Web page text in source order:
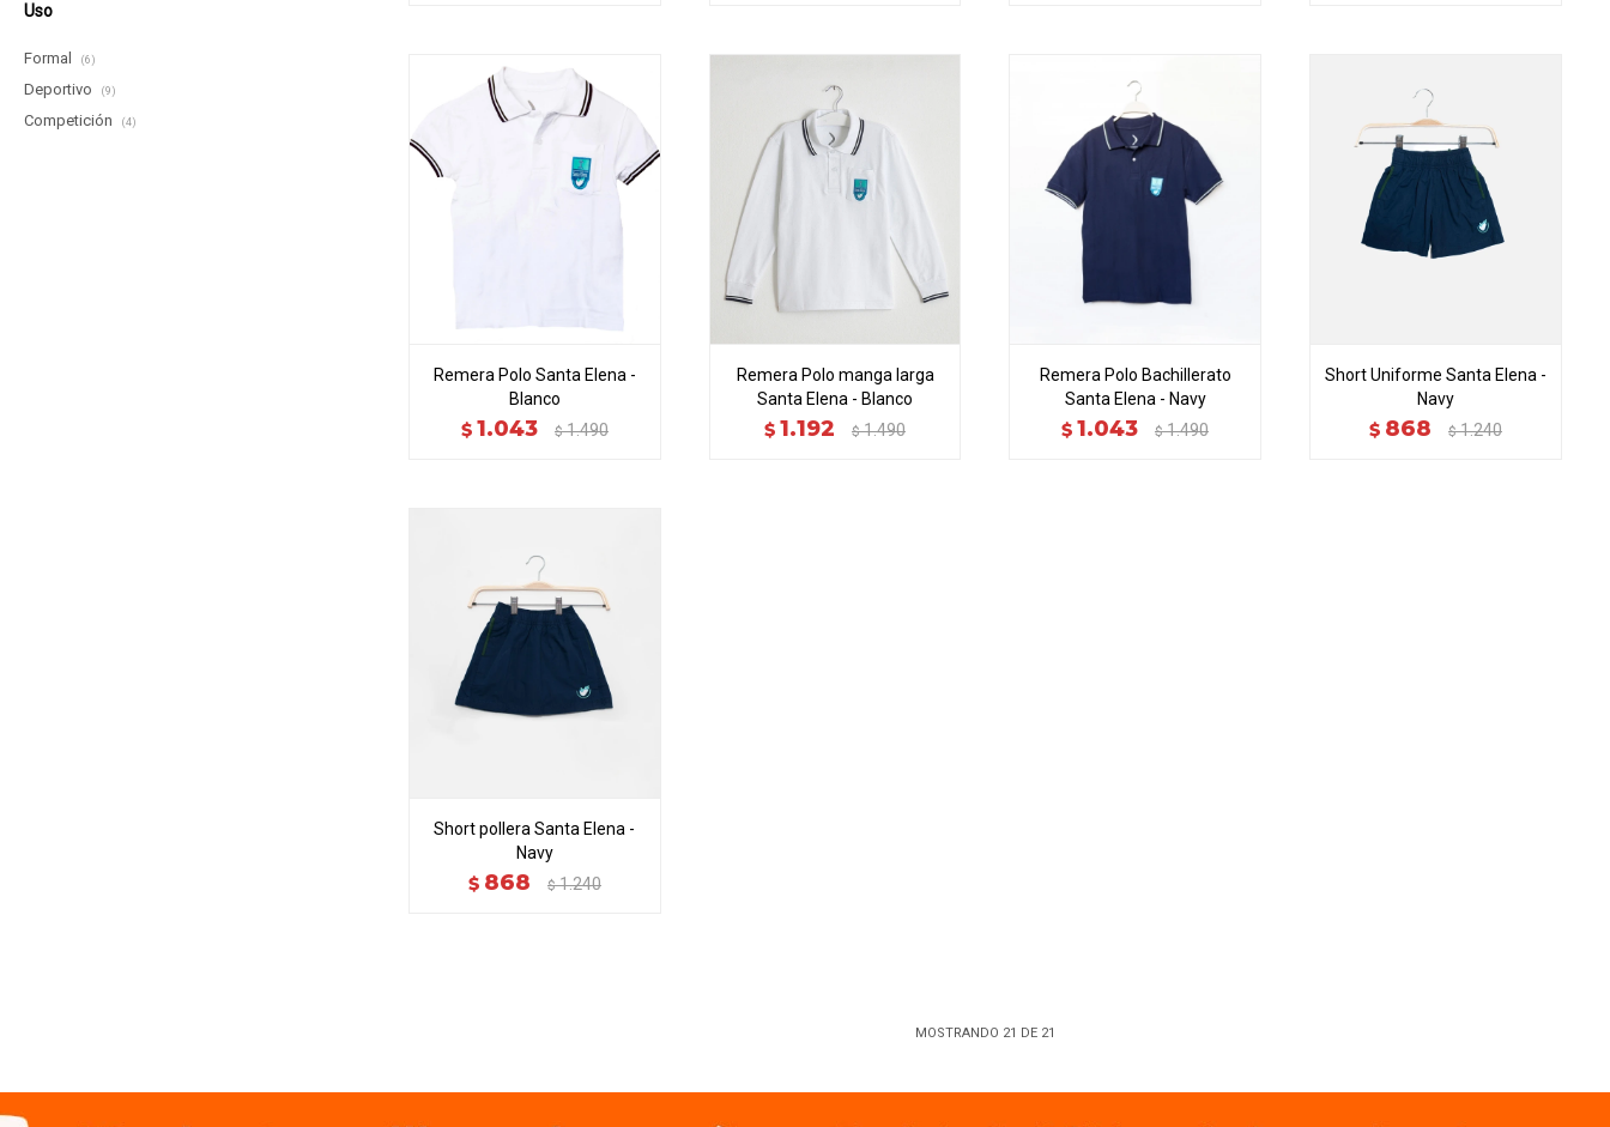
Remera Polo Santa Elena -
Blanco
$ 1.043 $ 1.490
Remera Polo manga larga
Santa Elena - Blanco
$ 1.192 $ 1.490
Remera Polo Bachillerato
Santa Elena - Navy
$ 1.043 $ 1.490
Short Uniforme Santa Elena -
Navy
$ 868 $ 1.240
Short pollera Santa Elena -
Navy
$ 868 $ 1.240
MOSTRANDO 21 DE 21
Uso
Formal (6)
Deportivo (9)
Competición (4)